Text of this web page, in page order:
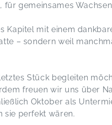
für gemeinsames
Kapitel mit einem
– sondern weil
Stück begleiten
freuen wir uns über
Oktober als
sie perfekt wären.